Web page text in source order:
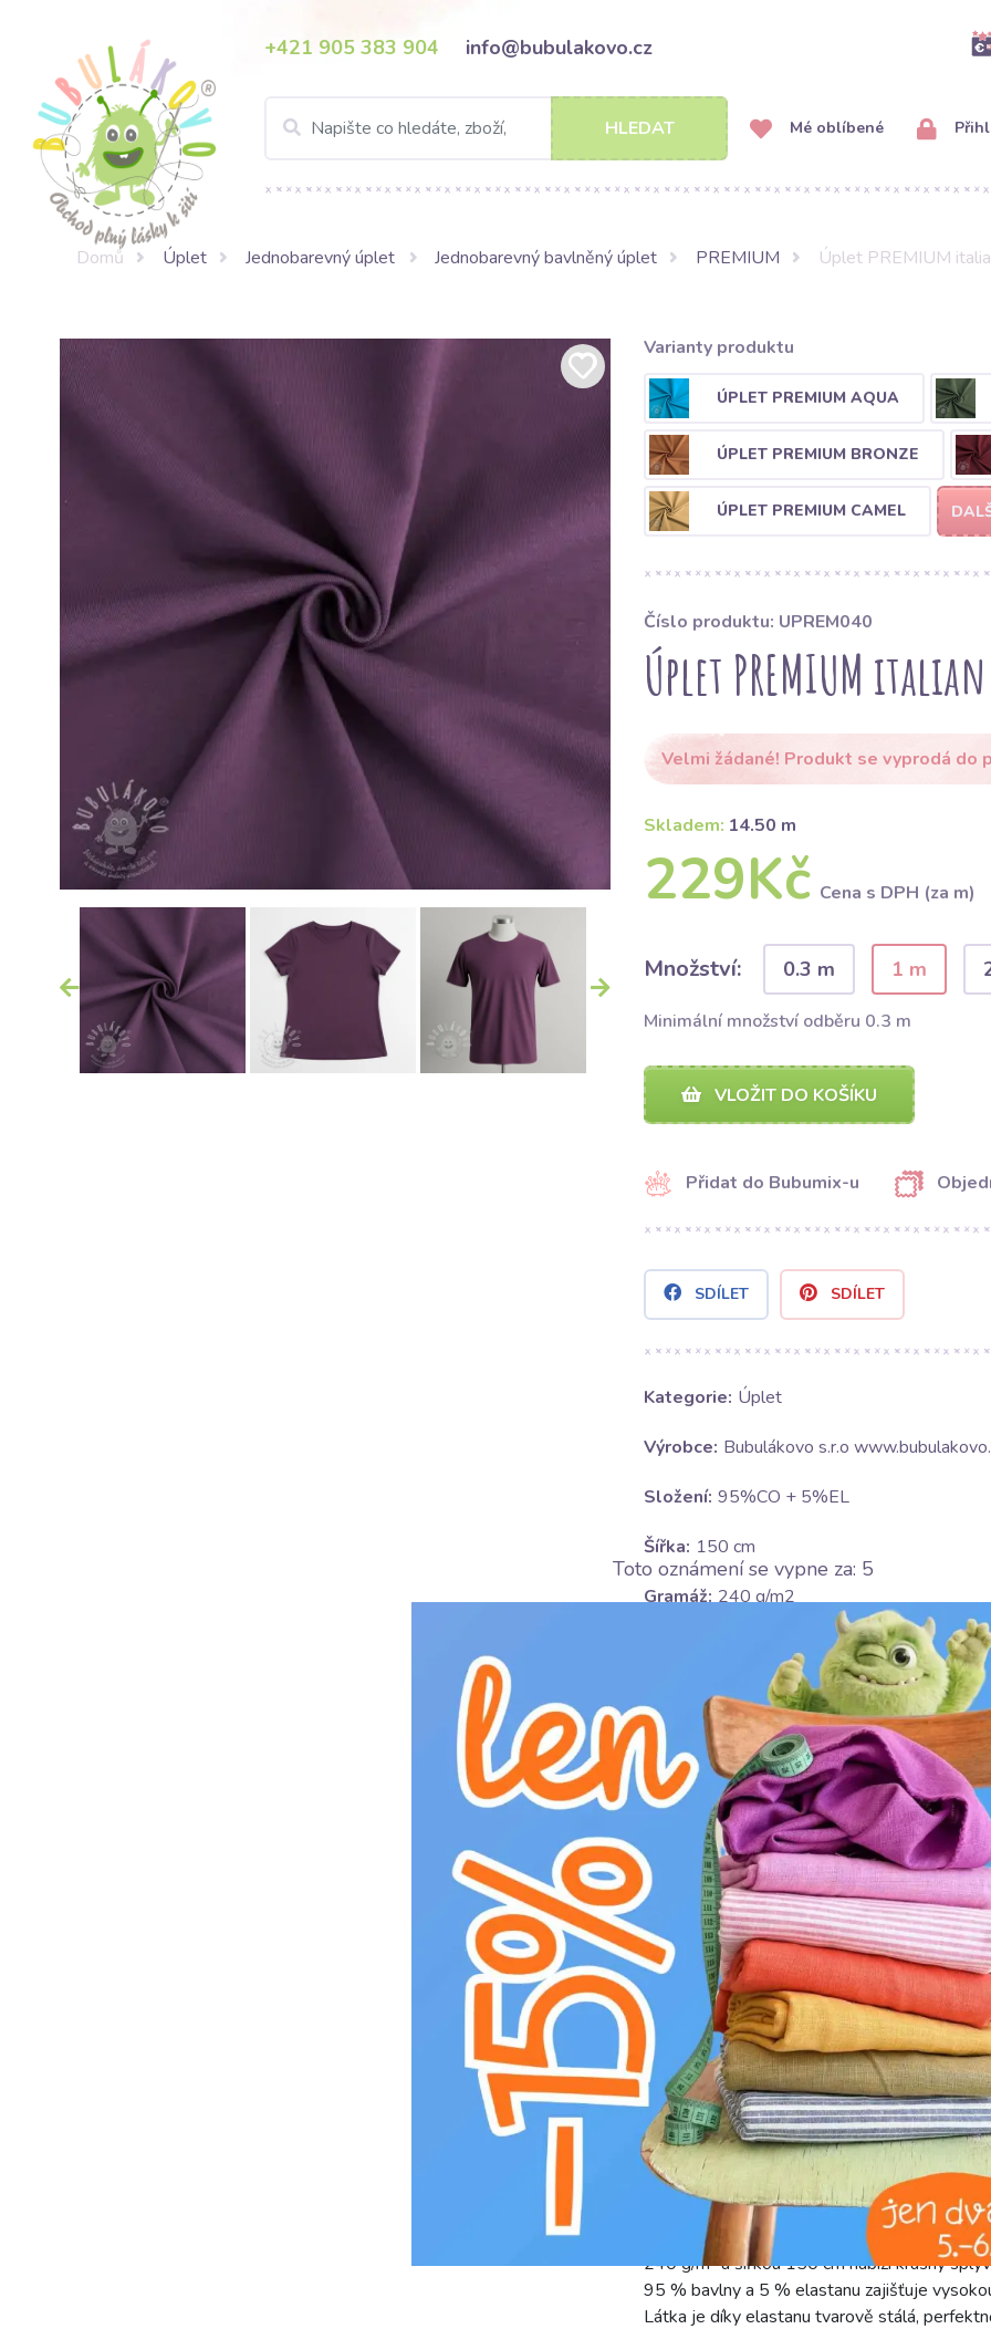
+421 905 383 904 info@bubulakovo.cz
HLEDAT Mé oblíbené
Domů Úplet Jednobarevný úplet Jednobarevný bavlněný úplet PREMIUM Úplet PREMIUM
Varianty produktu
ÚPLET PREMIUM AQUA
ÚPLET PREMIUM BRONZE
ÚPLET PREMIUM CAMEL
Číslo produktu: UPREM040
Úplet PREMIUM
Velmi žádané! Produkt se vyprodá do
Skladem: 14.50 m
229Kč Cena s DPH (za m)
Množství: 0.3 m 1 m
Minimální množství odběru 0.3 m
VLOŽIT DO KOŠÍKU
Přidat do Bubumix-u
SDÍLET SDÍLET
Kategorie: Úplet
Výrobce: Bubulákovo s.r.o
Složení: 95%CO + 5%EL
Šířka: 150 cm
Gramáž: 240 g/m2
Jednobarevné
Certifikace: OEKO-TEX Standard 100 class
Barva: fialová
Ošetrování:
U nesušit v sušičce
H nebělit
A srážlivost 5-10%
D žehlit na nízkém stupni (110°C)
L profesionální chemické čištění
g prát na 30°C
Úplet PREMIUM italian plum je luxusní
240 g/m² a šířkou 150 cm nabízí krásný
95 % bavlny a 5 % elastanu zajišťuje
Látka je díky elastanu tvarově stálá,
Toto oznámení se vypne za: 4